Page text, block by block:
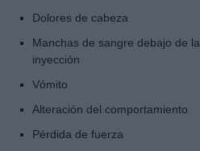
Dolores de cabeza
Manchas de sangre debajo de
inyección
Vómito
Alteración del comportamiento
Pérdida de fuerza